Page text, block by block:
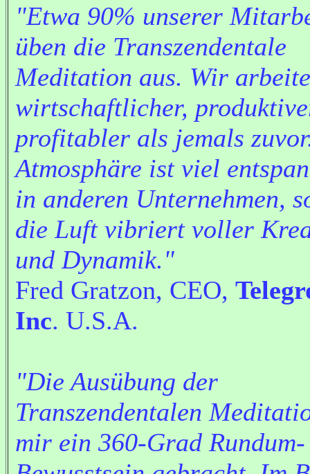
"Etwa 90% unserer
üben die Transzendentale
Meditation aus. Wir
wirtschaftlicher,
profitabler als jemals
Atmosphäre ist viel
in anderen Unternehmen,
die Luft vibriert voller
und Dynamik."
Fred Gratzon, CEO,
Inc. U.S.A.
"Die Ausübung der
Transzendentalen
mir ein 360-Grad Rundum-